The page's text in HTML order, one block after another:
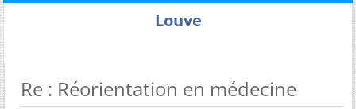
Louve
Re : Réorientation en médecine